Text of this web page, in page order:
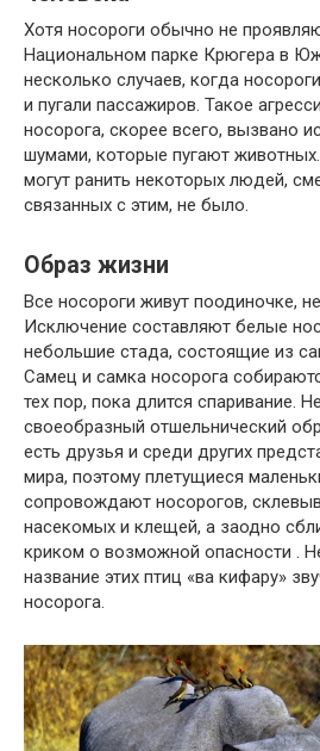
Хотя носороги обычно не
Национальном парке Крюгера в
несколько случаев, когда
и пугали пассажиров. Такое
носорога, скорее всего, вызвано
шумами, которые пугают
могут ранить некоторых людей,
связанных с этим, не было.
Образ жизни
Все носороги живут поодиночке,
Исключение составляют белые
небольшие стада, состоящие из
Самец и самка носорога
тех пор, пока длится спаривание.
своеобразный отшельнический
есть друзья и среди других
мира, поэтому плетущиеся
сопровождают носорогов,
насекомых и клещей, а заодно
криком о возможной опасности .
название этих птиц «ва кифару»
носорога.